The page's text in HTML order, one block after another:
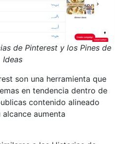
de Pinterest y los Pines de
Ideas
son una herramienta que
en tendencia dentro de
contenido alineado
aumenta